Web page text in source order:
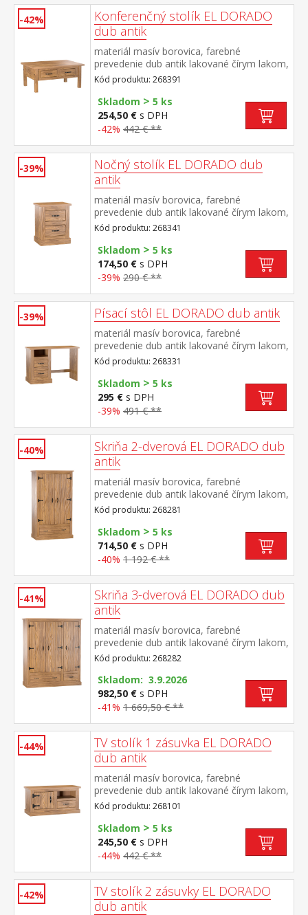
-42%
Konferenčný stolík EL DORADO
dub antik
materiál masív borovica, farebné
prevedenie dub antik lakované čírym lakom,
vlis drevenej štruktúry dve zásuvky súčasť
zostavy EL DORADO
Kód produktu: 268391
Skladom > 5 ks
254,50 € s DPH
-42% 442 € **
-39%
Nočný stolík EL DORADO dub
antik
materiál masív borovica, farebné
prevedenie dub antik lakované čírym lakom,
vlis drevenej štruktúry dve zásuvky súčasť
zostavy EL DORADO
Kód produktu: 268341
Skladom > 5 ks
174,50 € s DPH
-39% 290 € **
-39% Písací stôl EL DORADO dub antik
materiál masív borovica, farebné
prevedenie dub antik lakované čírym lakom,
vlis drevenej štruktúry 2 zásuvky, 1
otvorená polica súčasť zostavy EL
DORADO
Kód produktu: 268331
Skladom > 5 ks
295 € s DPH
-39% 491 € **
-40%
Skriňa 2-dverová EL DORADO dub
antik
materiál masív borovica, farebné
prevedenie dub antik lakované čírym lakom,
vlis drevenej štruktúry v hornej časti
šatníková tyč a polica na klobúky v dolnej
časti široká zásuvka súčasť zostavy EL
DORADO
Kód produktu: 268281
Skladom > 5 ks
714,50 € s DPH
-40% 1 192 € **
-41%
Skriňa 3-dverová EL DORADO dub
antik
materiál masív borovica, farebné
prevedenie dub antik lakované čírym lakom,
vlis drevenej štruktúry priestor delený v
pomere 2:1 v ľavej časti šatníková tyč a
polica na klobúky v pravej časti dve police, v
dolnej časti dve zásuvky súčasť zostavy EL
DORADO
Kód produktu: 268282
Skladom: 3.9.2026
982,50 € s DPH
-41% 1 669,50 € **
-44%
TV stolík 1 zásuvka EL DORADO
dub antik
materiál masív borovica, farebné
prevedenie dub antik lakované čírym lakom,
vlis drevenej štruktúry 1 dvierka, 1 zásuvka,
1 otvorená polica súčasť zostavy EL
DORADO
Kód produktu: 268101
Skladom > 5 ks
245,50 € s DPH
-44% 442 € **
-42%
TV stolík 2 zásuvky EL DORADO
dub antik